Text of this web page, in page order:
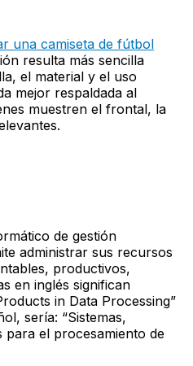
una camiseta de fútbol
resulta más sencilla
el material y el uso
mejor respaldada al
muestren el frontal, la
de gestión
administrar sus recursos
productivos,
en inglés significan
in Data Processing”
sería: “Sistemas,
el procesamiento de